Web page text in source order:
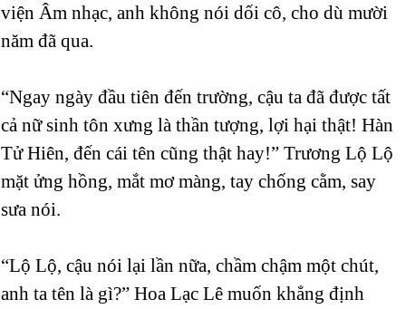
viện Âm nhạc, anh không nói dối cô, cho dù mười
năm đã qua.
“Ngay ngày đầu tiên đến trường, cậu ta đã được tất
cả nữ sinh tôn xưng là thần tượng, lợi hại thật! Hàn
Tử Hiên, đến cái tên cũng thật hay!” Trương Lộ Lộ
mặt ửng hồng, mắt mơ màng, tay chống cằm, say
sưa nói.
“Lộ Lộ, cậu nói lại lần nữa, chầm chậm một chút,
anh ta tên là gì?” Hoa Lạc Lê muốn khẳng định